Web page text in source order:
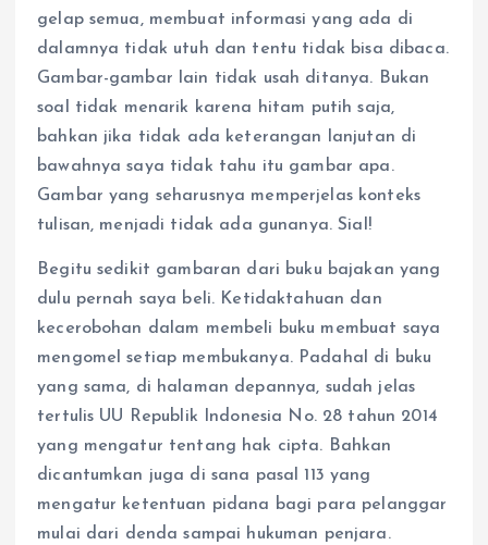
gelap semua, membuat informasi yang ada di
dalamnya tidak utuh dan tentu tidak bisa dibaca.
Gambar-gambar lain tidak usah ditanya. Bukan
soal tidak menarik karena hitam putih saja,
bahkan jika tidak ada keterangan lanjutan di
bawahnya saya tidak tahu itu gambar apa.
Gambar yang seharusnya memperjelas konteks
tulisan, menjadi tidak ada gunanya. Sial!
Begitu sedikit gambaran dari buku bajakan yang
dulu pernah saya beli. Ketidaktahuan dan
kecerobohan dalam membeli buku membuat saya
mengomel setiap membukanya. Padahal di buku
yang sama, di halaman depannya, sudah jelas
tertulis UU Republik Indonesia No. 28 tahun 2014
yang mengatur tentang hak cipta. Bahkan
dicantumkan juga di sana pasal 113 yang
mengatur ketentuan pidana bagi para pelanggar
mulai dari denda sampai hukuman penjara.